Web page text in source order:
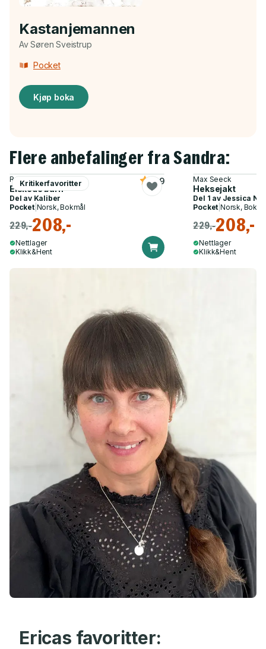
Kastanjemannen
Av Søren Sveistrup
Pocket
Kjøp boka
Flere anbefalinger fra Sandra:
Kritikerfavoritter
Romy Hausmann
Elskede barn
4.9
Del av Kaliber
Pocket| Norsk, Bokmål
229,-208,-
Nettlager
Klikk&Hent
Max Seeck
Heksejakt
Del 1 av Jessica
Pocket Norsk,
229,-208,-
Nettlager
Klikk&Hent
Ericas favoritter: